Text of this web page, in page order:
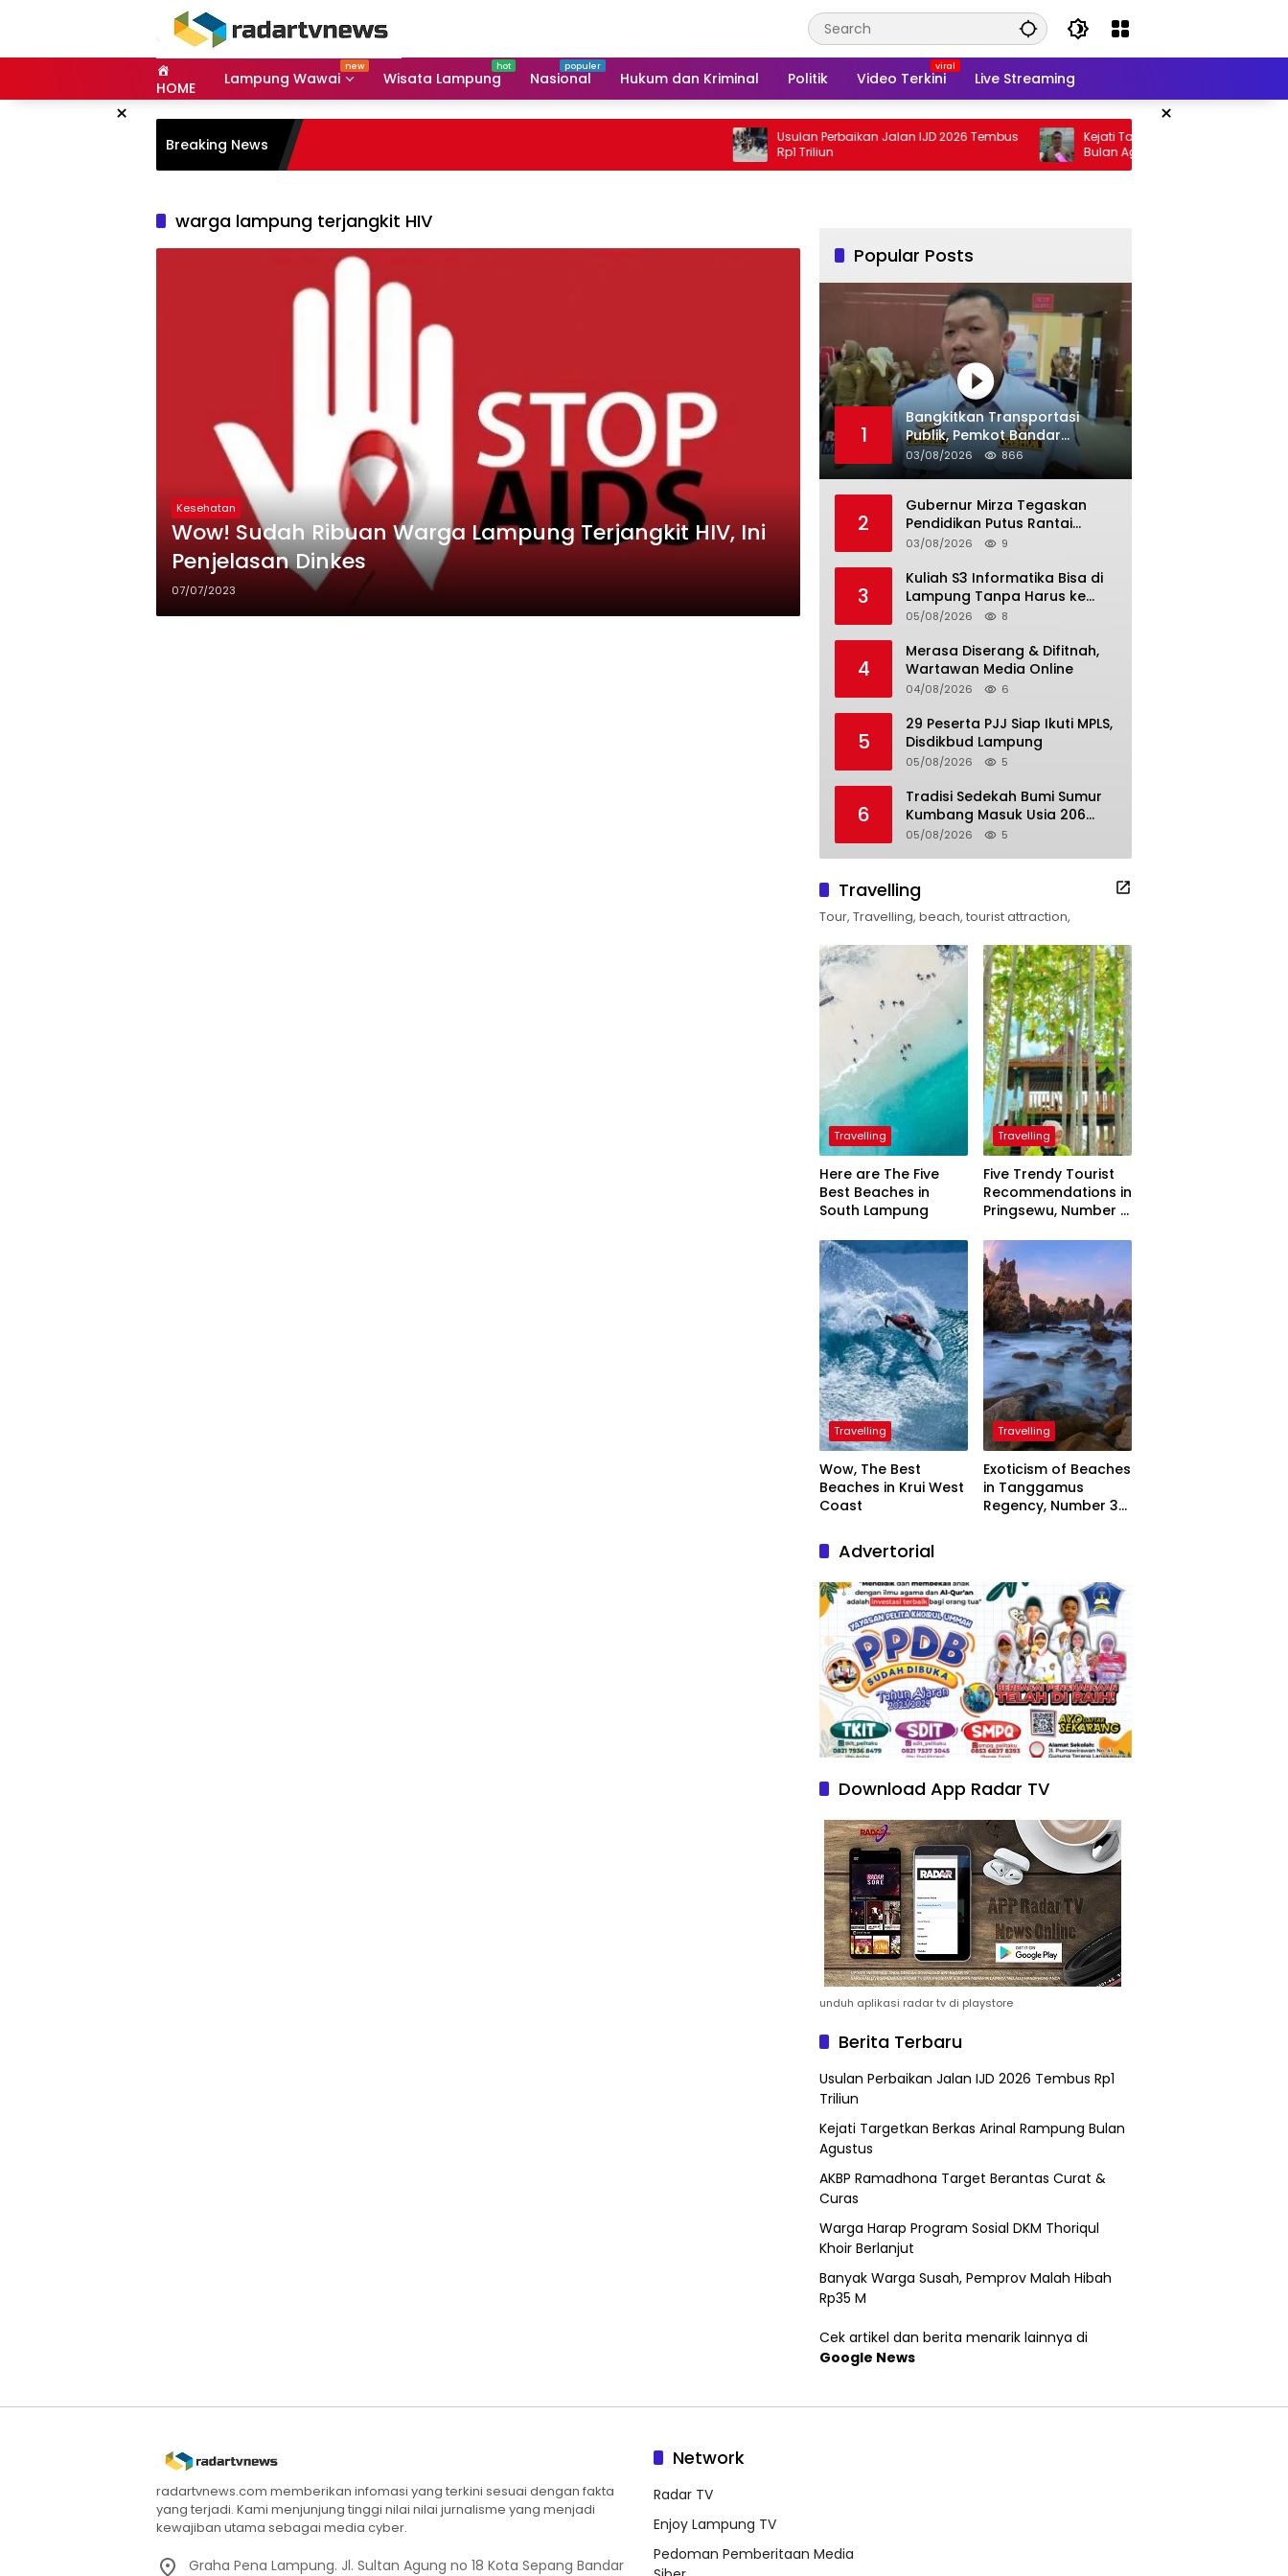
HOME Lampung Wawai Wisata Lampung Nasional Hukum dan Kriminal Politik Video Terkini Live Streaming
× ×
Breaking News
Usulan Perbaikan Jalan IJD 2026 Tembus
Rp1 Triliun
Kejati Targetkan Berkas Arinal Rampung
Bulan Agustus
warga lampung terjangkit HIV
Kesehatan
Wow! Sudah Ribuan Warga Lampung Terjangkit HIV, Ini
Penjelasan Dinkes
07/07/2023
Popular Posts
1
Bangkitkan Transportasi
Publik, Pemkot Bandar
Lampung Uji Coba Bus Umum
03/08/2026 866
2
Gubernur Mirza Tegaskan
Pendidikan Putus Rantai
Kemiskinan
03/08/2026 9
3
Kuliah S3 Informatika Bisa di
Lampung Tanpa Harus ke
Luar Daerah
05/08/2026 8
4
Merasa Diserang & Difitnah,
Wartawan Media Online
04/08/2026 6
5
29 Peserta PJJ Siap Ikuti MPLS,
Disdikbud Lampung
05/08/2026 5
6
Tradisi Sedekah Bumi Sumur
Kumbang Masuk Usia 206
Tahun
05/08/2026 5
Travelling
Tour, Travelling, beach, tourist attraction,
Travelling
Here are The Five
Best Beaches in
South Lampung
Travelling
Five Trendy Tourist
Recommendations in
Pringsewu, Number 3
President
Travelling
Wow, The Best
Beaches in Krui West
Coast
Travelling
Exoticism of Beaches
in Tanggamus
Regency, Number 3
Advertorial
Download App Radar TV
unduh aplikasi radar tv di playstore
Berita Terbaru
Usulan Perbaikan Jalan IJD 2026 Tembus Rp1
Triliun
Kejati Targetkan Berkas Arinal Rampung Bulan
Agustus
AKBP Ramadhona Target Berantas Curat &
Curas
Warga Harap Program Sosial DKM Thoriqul
Khoir Berlanjut
Banyak Warga Susah, Pemprov Malah Hibah
Rp35 M
Cek artikel dan berita menarik lainnya di
Google News
radartvnews.com memberikan infomasi yang terkini sesuai dengan fakta
yang terjadi. Kami menjunjung tinggi nilai nilai jurnalisme yang menjadi
kewajiban utama sebagai media cyber.
Graha Pena Lampung. Jl. Sultan Agung no 18 Kota Sepang Bandar
Network
Radar TV
Enjoy Lampung TV
Pedoman Pemberitaan Media